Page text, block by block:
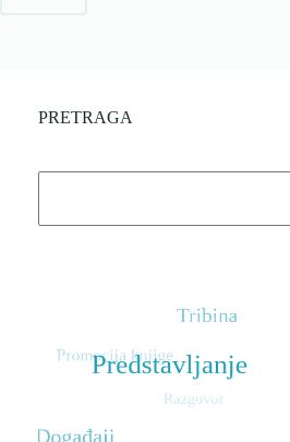
PRETRAGA